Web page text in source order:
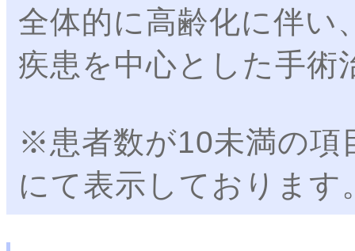
全体的に高齢化に伴い
疾患を中心とした手術
※患者数が10未満の項
にて表示しております